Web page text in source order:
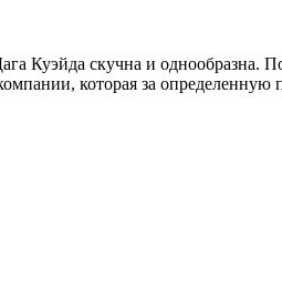
Куэйда скучна и однообразна.
которая за